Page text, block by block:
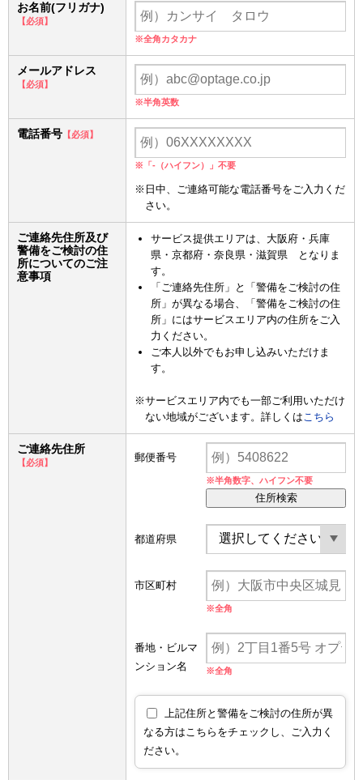
お名前(フリガナ)
【必須】
※全角カタカナ
メールアドレス
【必須】
※半角英数
電話番号 【必須】
※「-（ハイフン）」不要
※日中、ご連絡可能な電話番号をご入力くだ
さい。
ご連絡先住所及び
警備をご検討の住
所についてのご注
意事項
サービス提供エリアは、大阪府・兵庫
県・京都府・奈良県・滋賀県 となりま
す。
「ご連絡先住所」と「警備をご検討の住
所」が異なる場合、「警備をご検討の住
所」にはサービスエリア内の住所をご入
力ください。
ご本人以外でもお申し込みいただけま
す。
※サービスエリア内でも一部ご利用いただけ
ない地域がございます。詳しくはこちら
ご連絡先住所
【必須】 郵便番号
※半角数字、ハイフン不要
住所検索
都道府県
市区町村
※全角
番地・ビルマ
ンション名
※全角
上記住所と警備をご検討の住所が異
なる方はこちらをチェックし、ご入力く
ださい。